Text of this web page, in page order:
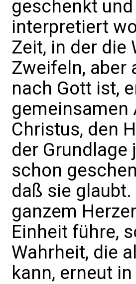
geschenkt
interpretiert
Zeit, in der die
Zweifeln, aber
nach Gott ist,
gemeinsamen
Christus, den
der Grundlage
schon
daß sie
ganzem
Einheit führe,
Wahrheit, die
kann, erneut